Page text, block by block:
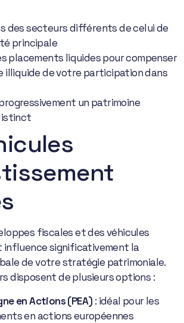
des secteurs différents de celui de
principale
placements liquides pour compenser
illiquide de votre participation dans
un patrimoine
fiscales et des véhicules
influence significativement la
de votre stratégie patrimoniale.
disposent de plusieurs options :
en Actions (PEA) : idéal pour les
en actions européennes